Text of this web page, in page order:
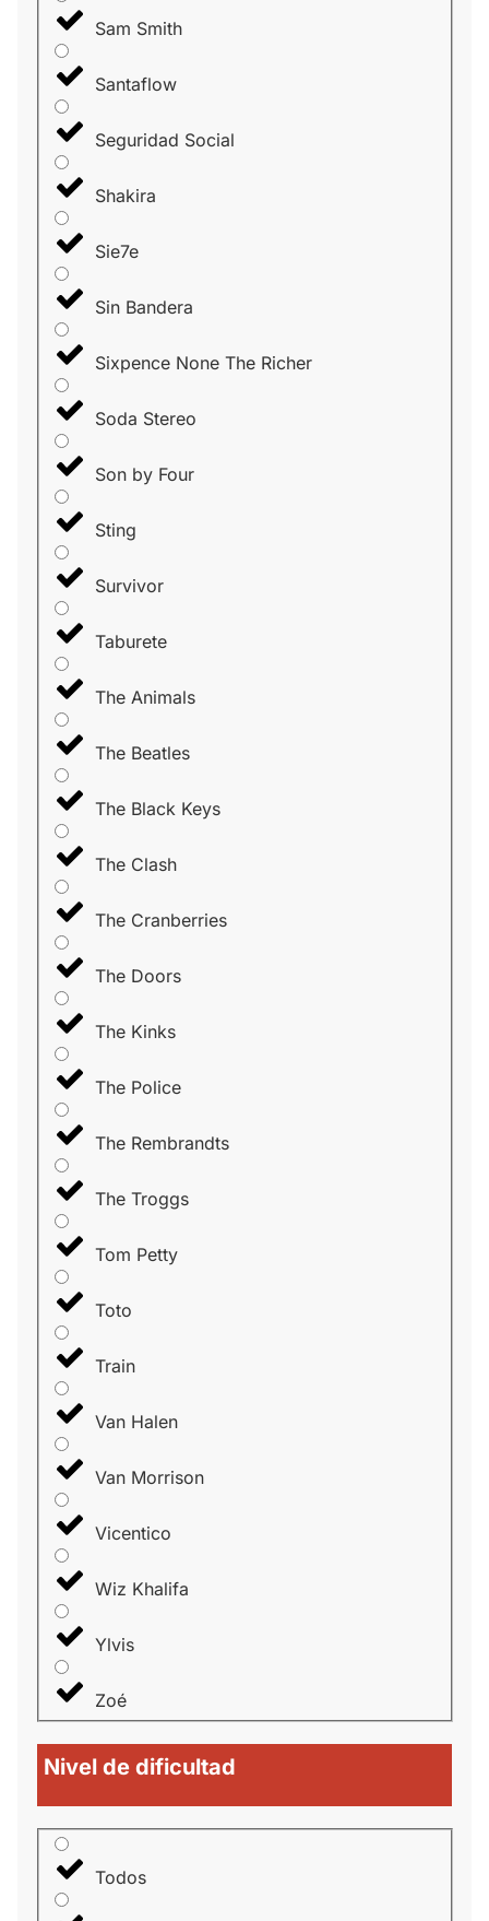
Sam Smith
Santaflow
Seguridad Social
Shakira
Sie7e
Sin Bandera
Sixpence None The Richer
Soda Stereo
Son by Four
Sting
Survivor
Taburete
The Animals
The Beatles
The Black Keys
The Clash
The Cranberries
The Doors
The Kinks
The Police
The Rembrandts
The Troggs
Tom Petty
Toto
Train
Van Halen
Van Morrison
Vicentico
Wiz Khalifa
Ylvis
Zoé
Nivel de dificultad
Todos